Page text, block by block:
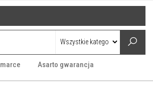
Asarto gwarancja